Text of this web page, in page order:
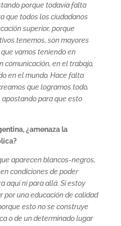
porque todavía falta
que todos los ciudadanos
superior, porque
tenemos, son mayores
vamos teniendo en
comunicación, en el trabajo,
en el mundo. Hace falta
que logramos todo,
para que esto
¿amenaza la
aparecen blancos-negros,
condiciones de poder
aquí ni para allá. Sí estoy
por una educación de calidad
esto no se construye
o de un determinado lugar